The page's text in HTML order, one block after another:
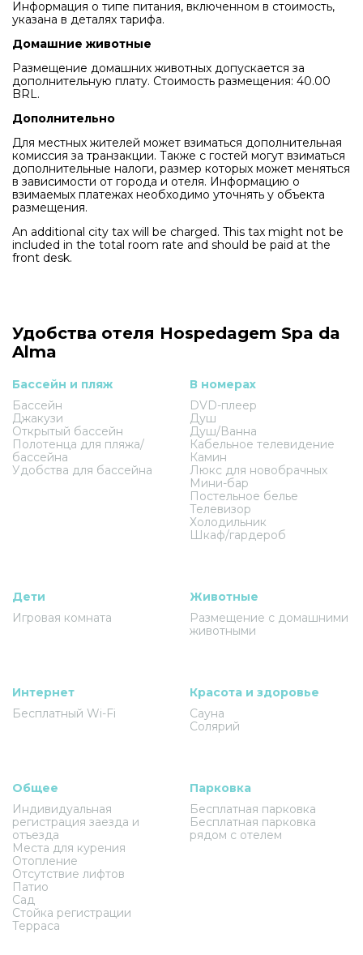
Информация о типе питания, включенном в стоимость,
указана в деталях тарифа.
Домашние животные
Размещение домашних животных допускается за
дополнительную плату. Стоимость размещения: 40.00
BRL.
Дополнительно
Для местных жителей может взиматься дополнительная
комиссия за транзакции. Также с гостей могут взиматься
дополнительные налоги, размер которых может меняться
в зависимости от города и отеля. Информацию о
взимаемых платежах необходимо уточнять у объекта
размещения.
An additional city tax will be charged. This tax might not be
included in the total room rate and should be paid at the
front desk.
Удобства отеля Hospedagem Spa da
Alma
Бассейн и пляж
Бассейн
Джакузи
Открытый бассейн
Полотенца для пляжа/
бассейна
Удобства для бассейна
В номерах
DVD-плеер
Душ
Душ/Ванна
Кабельное телевидение
Камин
Люкс для новобрачных
Мини-бар
Постельное белье
Телевизор
Холодильник
Шкаф/гардероб
Дети
Игровая комната
Животные
Размещение с домашними
животными
Интернет
Бесплатный Wi-Fi
Красота и здоровье
Сауна
Солярий
Общее
Индивидуальная
регистрация заезда и
отъезда
Места для курения
Отопление
Отсутствие лифтов
Патио
Сад
Стойка регистрации
Терраса
Парковка
Бесплатная парковка
Бесплатная парковка
рядом с отелем